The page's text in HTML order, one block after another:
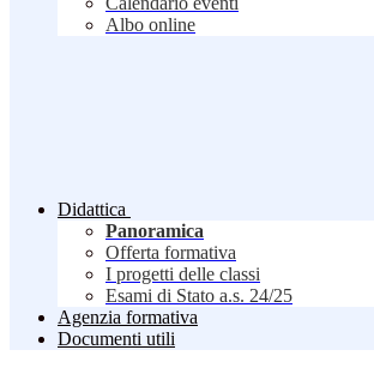
Albo online
Didattica
Panoramica
Offerta formativa
I progetti delle classi
Esami di Stato a.s. 24/25
Agenzia formativa
Documenti utili